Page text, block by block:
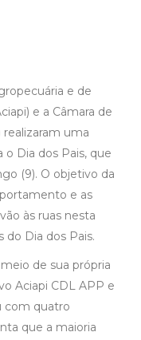
e de
e a Câmara de
uma
o Dia dos Pais, que
(9). O objetivo da
e as
às ruas nesta
do Dia dos Pais.
de sua própria
Aciapi CDL APP e
com quatro
que a maioria